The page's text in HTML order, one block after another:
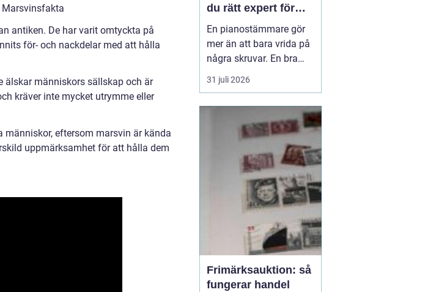
Marsvinsfakta
antiken. De har varit omtyckta på
för- och nackdelar med att hålla
älskar människors sällskap och är
kräver inte mycket utrymme eller
eftersom marsvin är kända
uppmärksamhet för att hålla dem
du rätt expert för
ditt piano
En pianostämmare gör
mer än att bara vrida på
några skruvar. En bra
stämning påverkar hur
pianot låter, känns och
som Stockholm, där
många bor i lägenhet
och klimatet växlar
kraftigt mellan
årstiderna, ställs extra
31 juli 2026
Frimärksauktion: så
fungerar handel